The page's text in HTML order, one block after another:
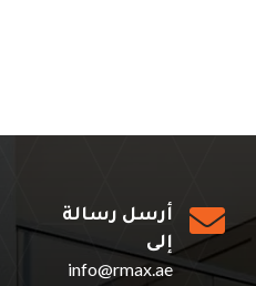

أرسل رسالة
إلى
info@rmax.ae